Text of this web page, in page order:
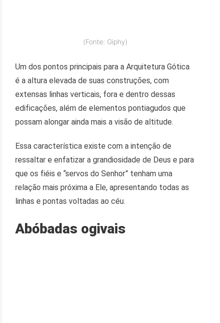
(Fonte: Giphy)
Um dos pontos principais para a Arquitetura Gótica
é a altura elevada de suas construções, com
extensas linhas verticais, fora e dentro dessas
edificações, além de elementos pontiagudos que
possam alongar ainda mais a visão de altitude.
Essa característica existe com a intenção de
ressaltar e enfatizar a grandiosidade de Deus e para
que os fiéis e “servos do Senhor” tenham uma
relação mais próxima a Ele, apresentando todas as
linhas e pontas voltadas ao céu.
Abóbadas ogivais